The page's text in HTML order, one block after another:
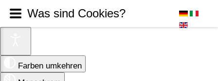
Farben umkehren
Was sind Cookies?